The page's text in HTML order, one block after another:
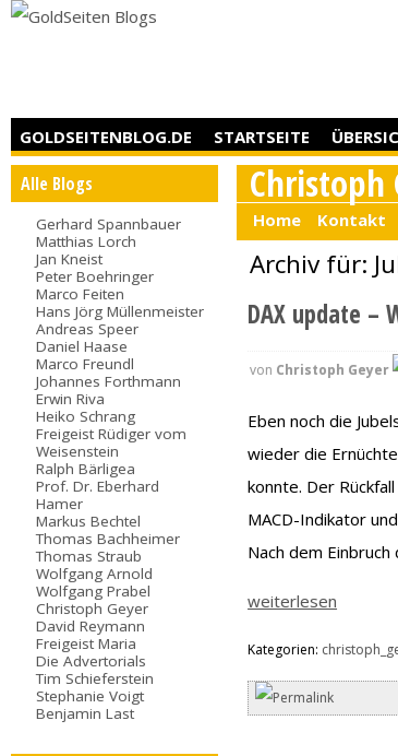
GOLDSEITENBLOG.DE STARTSEITE
Alle Blogs
Gerhard Spannbauer
Matthias Lorch
Jan Kneist
Peter Boehringer
Marco Feiten
Hans Jörg Müllenmeister
Andreas Speer
Daniel Haase
Marco Freundl
Johannes Forthmann
Erwin Riva
Heiko Schrang
Freigeist Rüdiger vom
Weisenstein
Ralph Bärligea
Prof. Dr. Eberhard
Hamer
Markus Bechtel
Thomas Bachheimer
Thomas Straub
Wolfgang Arnold
Wolfgang Prabel
Christoph Geyer
David Reymann
Freigeist Maria
Die Advertorials
Tim Schieferstein
Stephanie Voigt
Benjamin Last
Christoph
Home Kontakt
Archiv für:
DAX update –
von Christoph Geyer
Eben noch die
wieder die
konnte. Der
MACD-Indikator
Nach dem
weiterlesen
Kategorien: